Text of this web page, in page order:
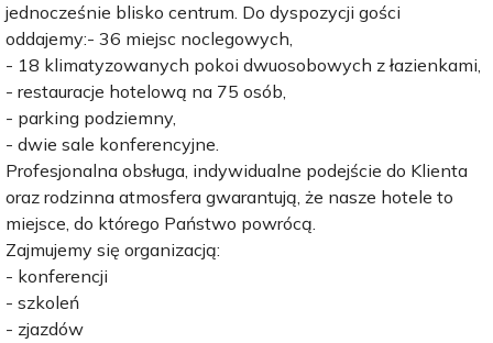
jednocześnie blisko centrum. Do dyspozycji gości
oddajemy:- 36 miejsc noclegowych,
- 18 klimatyzowanych pokoi dwuosobowych z łazienkami,
- restauracje hotelową na 75 osób,
- parking podziemny,
- dwie sale konferencyjne.
Profesjonalna obsługa, indywidualne podejście do Klienta
oraz rodzinna atmosfera gwarantują, że nasze hotele to
miejsce, do którego Państwo powrócą.
Zajmujemy się organizacją:
- konferencji
- szkoleń
- zjazdów